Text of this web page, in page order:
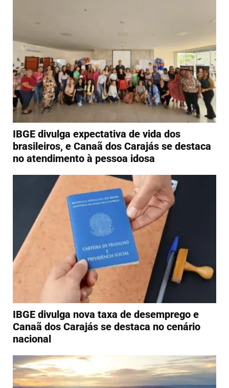
IBGE divulga expectativa de vida dos
brasileiros, e Canaã dos Carajás se destaca
no atendimento à pessoa idosa
IBGE divulga nova taxa de desemprego e
Canaã dos Carajás se destaca no cenário
nacional